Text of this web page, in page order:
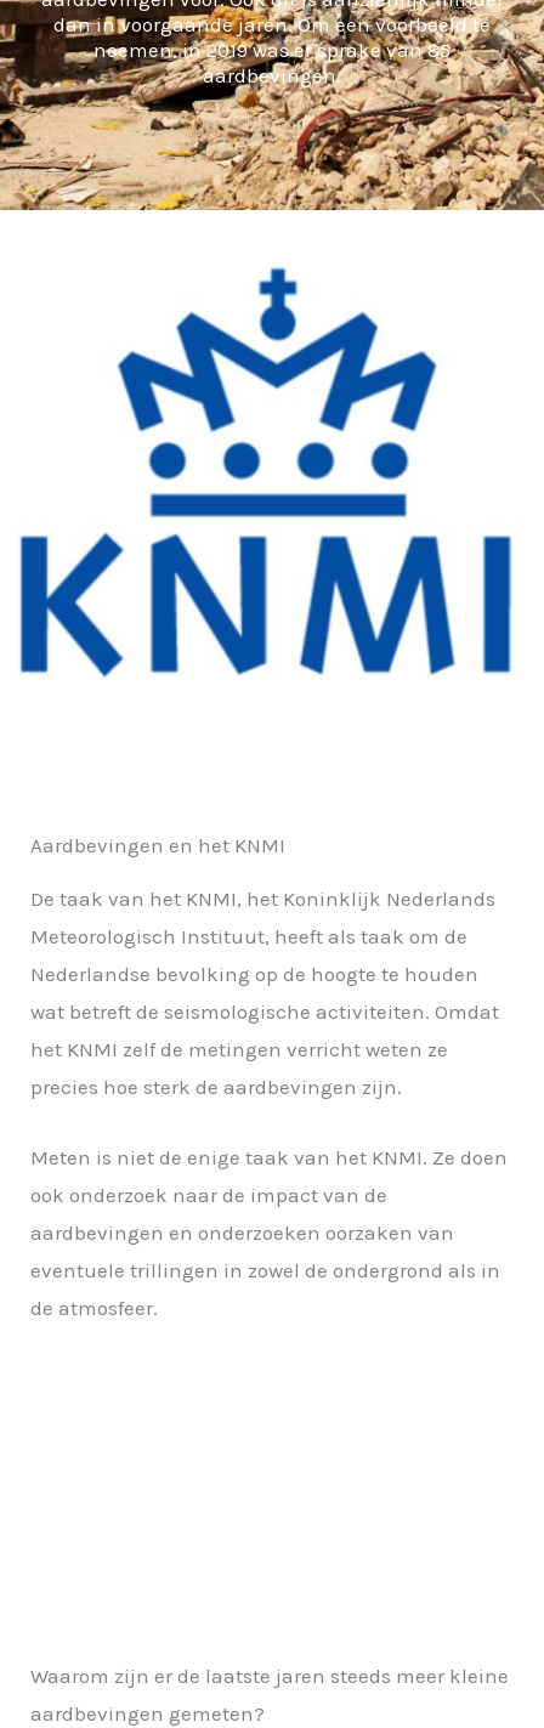
dan in voorgaande jaren. Om een voorbeeld te
noemen, in 2019 was er sprake van 85
aardbevingen.
Aardbevingen en het KNMI
De taak van het KNMI, het Koninklijk Nederlands
Meteorologisch Instituut, heeft als taak om de
Nederlandse bevolking op de hoogte te houden
wat betreft de seismologische activiteiten. Omdat
het KNMI zelf de metingen verricht weten ze
precies hoe sterk de aardbevingen zijn.
Meten is niet de enige taak van het KNMI. Ze doen
ook onderzoek naar de impact van de
aardbevingen en onderzoeken oorzaken van
eventuele trillingen in zowel de ondergrond als in
de atmosfeer.
Waarom zijn er de laatste jaren steeds meer kleine
aardbevingen gemeten?